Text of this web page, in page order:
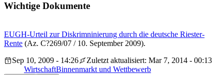
Wichtige Dokumente
EUGH-Urteil zur Diskrimninierung durch die deutsche Riester-
Rente (Az. C?269/07 / 10. September 2009).
Sep 10, 2009 - 14:26
Zuletzt aktualisiert: Mar 7, 2014 - 00:13
WirtschaftBinnenmarkt und Wettbewerb